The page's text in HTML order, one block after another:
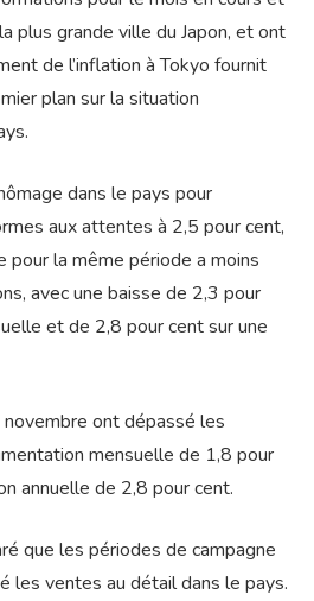
plus grande ville du Japon, et ont
de l’inflation à Tokyo fournit
plan sur la situation
dans le pays pour
aux attentes à 2,5 pour cent,
pour la même période a moins
avec une baisse de 2,3 pour
et de 2,8 pour cent sur une
ont dépassé les
mensuelle de 1,8 pour
annuelle de 2,8 pour cent.
que les périodes de campagne
les ventes au détail dans le pays.